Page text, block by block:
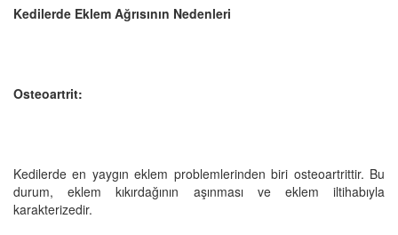
Kedilerde Eklem Ağrısının Nedenleri
Osteoartrit:
Kedilerde en yaygın eklem problemlerinden biri osteoartrittir. Bu
durum, eklem kıkırdağının aşınması ve eklem iltihabıyla
karakterizedir.